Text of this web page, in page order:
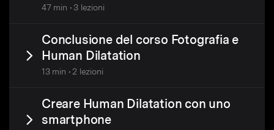
47 min • 3 lezioni
Conclusione del corso Fotografia e
Human Dilatation
13 min • 2 lezioni
Creare Human Dilatation con uno
smartphone